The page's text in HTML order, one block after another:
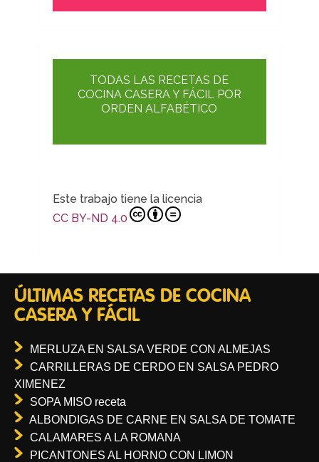
TODAS LAS RECETAS DE
COCINA CASERA Y FÁCIL POR
ORDEN ALFABÉTICO
Este trabajo tiene la licencia
CC BY-ND 4.0
ÚLTIMAS RECETAS DE COCINA
CASERA Y FÁCIL
MERLUZA EN SALSA VERDE CON ALMEJAS
CARRILLERAS DE CERDO EN SALSA PEDRO
XIMENEZ
SOPA MISO receta
ALBONDIGAS DE CARNE EN SALSA DE TOMATE
CALAMARES A LA ROMANA
PICANTONES AL HORNO CON LIMON